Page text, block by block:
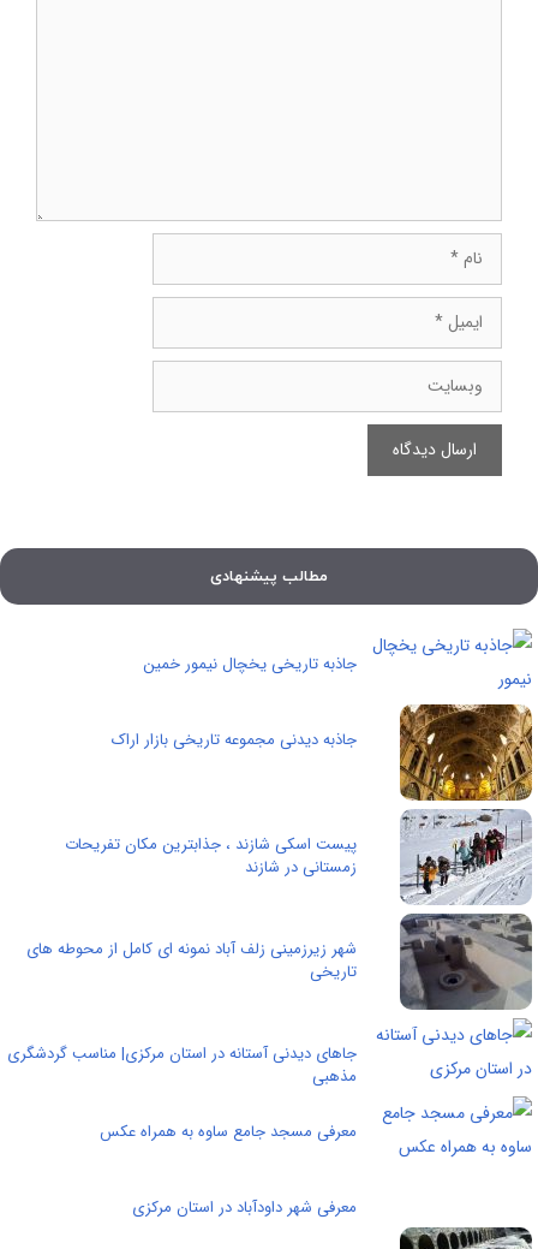
ایمیل
وبسایت
مطالب پیشنهادی
جاذبه تاریخی یخچال نیمور خمین
جاذبه دیدنی مجموعه تاریخی بازار اراک
پیست اسکی شازند ، جذابترین مکان تفریحات
زمستانی در شازند
شهر زیرزمینی زلف آباد نمونه ای كامل از محوطه های
تاريخی
جاهای دیدنی آستانه در استان مرکزی| مناسب گردشگری
مذهبی
معرفی مسجد جامع ساوه به همراه عکس
معرفی شهر داودآباد در استان مرکزی